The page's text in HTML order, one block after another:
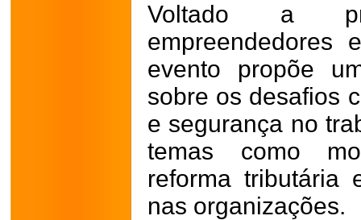
Voltado a
empreendedores
evento propõe
sobre os desafios
e segurança no
temas como
reforma tributária
nas organizações.